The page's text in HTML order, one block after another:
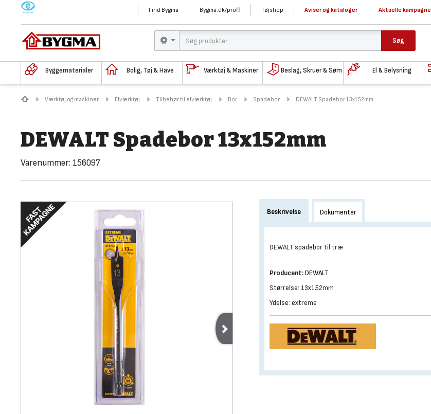
M Find Bygma Bygma.dk/proff Tøjshop Aviser og kataloger Aktuelle kampagne
Søg
Byggematerialer Bolig, Tøj & Have Værktøj & Maskiner Beslag, Skruer & Søm El & Belysning
Værktøj og maskiner Elværktøj Tilbehør til elværktøj Bor Spadebor DEWALT Spadebor 13x152mm
DEWALT Spadebor 13x152mm
Varenummer: 156097
Beskrivelse Dokumenter
DEWALT spadebor til træ
Producent:DEWALT
Størrelse: 13x152mm
Ydelse: extreme